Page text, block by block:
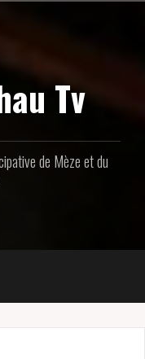
Tv
de Mèze et du